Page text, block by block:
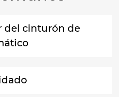
del cinturón de